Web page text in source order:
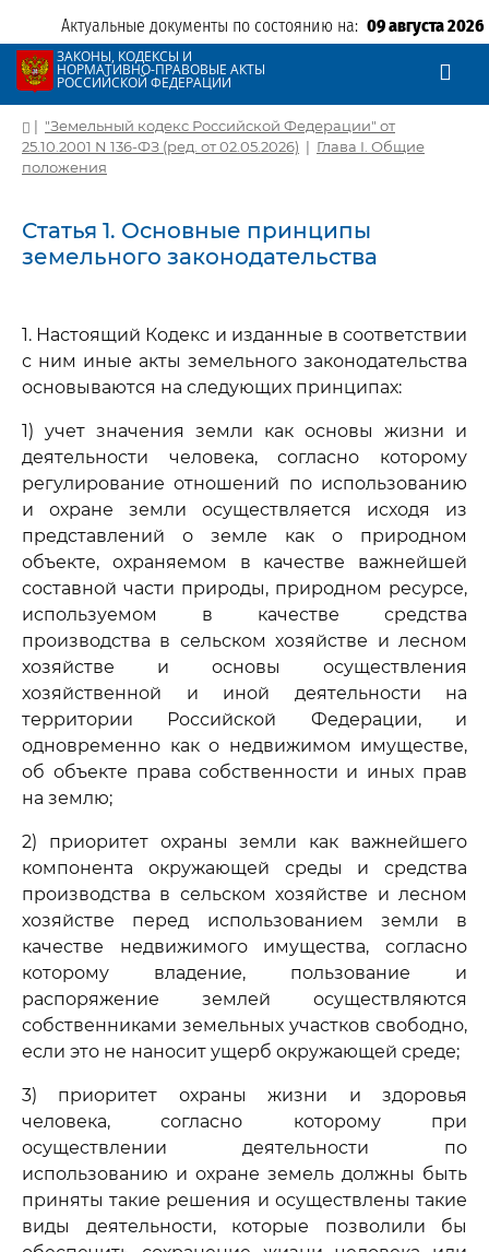
Актуальные документы по состоянию на: 09 августа 2026
ЗАКОНЫ, КОДЕКСЫ И
НОРМАТИВНО-ПРАВОВЫЕ АКТЫ
РОССИЙСКОЙ ФЕДЕРАЦИИ
| "Земельный кодекс Российской Федерации" от
25.10.2001 N 136-ФЗ (ред. от 02.05.2026) | Глава I. Общие
положения
Статья 1. Основные принципы
земельного законодательства
1. Настоящий Кодекс и изданные в соответствии
с ним иные акты земельного законодательства
основываются на следующих принципах:
1) учет значения земли как основы жизни и
деятельности человека, согласно которому
регулирование отношений по использованию
и охране земли осуществляется исходя из
представлений о земле как о природном
объекте, охраняемом в качестве важнейшей
составной части природы, природном ресурсе,
используемом в качестве средства
производства в сельском хозяйстве и лесном
хозяйстве и основы осуществления
хозяйственной и иной деятельности на
территории Российской Федерации, и
одновременно как о недвижимом имуществе,
об объекте права собственности и иных прав
на землю;
2) приоритет охраны земли как важнейшего
компонента окружающей среды и средства
производства в сельском хозяйстве и лесном
хозяйстве перед использованием земли в
качестве недвижимого имущества, согласно
которому владение, пользование и
распоряжение землей осуществляются
собственниками земельных участков свободно,
если это не наносит ущерб окружающей среде;
3) приоритет охраны жизни и здоровья
человека, согласно которому при
осуществлении деятельности по
использованию и охране земель должны быть
приняты такие решения и осуществлены такие
виды деятельности, которые позволили бы